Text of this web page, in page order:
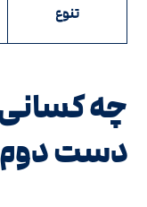
تنوع
چه
دست دوم